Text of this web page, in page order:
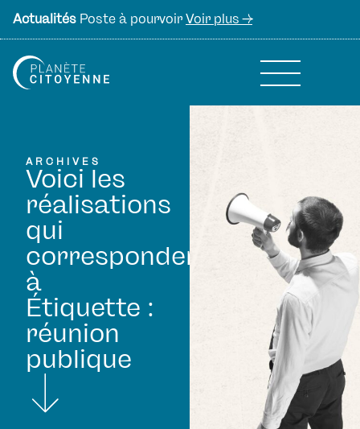
Actualités Poste à pourvoir Voir plus ->
ARCHIVES
Voici les
réalisations
qui
correspondent
à
Étiquette :
réunion
publique